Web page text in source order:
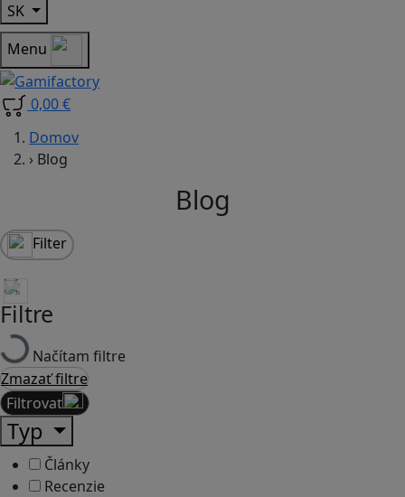
SK
Menu
0,00 €
Domov
› Blog
Blog
Filter
Filtre
Načítam filtre
Zmazať filtre
Filtrovať
Typ
Články
Recenzie